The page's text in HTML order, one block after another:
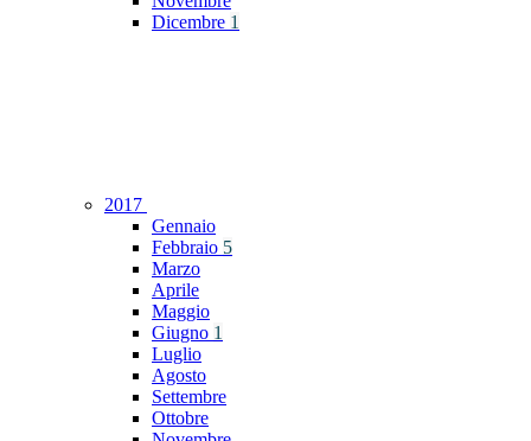
Dicembre 1
2017
Gennaio
Febbraio 5
Marzo
Aprile
Maggio
Giugno 1
Luglio
Agosto
Settembre
Ottobre